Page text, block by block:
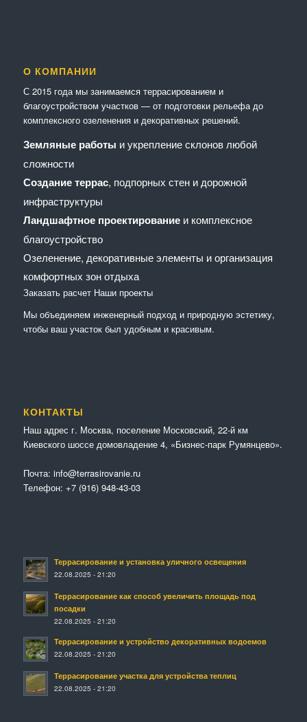
О КОМПАНИИ
С 2015 года мы занимаемся террасированием и
благоустройством участков — от подготовки рельефа до
комплексного озеленения и декоративных решений.
Земляные работы и укрепление склонов любой
сложности
Создание террас, подпорных стен и дорожной
инфраструктуры
Ландшафтное проектированиеи комплексное
благоустройство
Озеленение, декоративные элементы и организация
комфортных зон отдыха
Заказать расчет Наши проекты
Мы объединяем инженерный подход и природную эстетику,
чтобы ваш участок был удобным и красивым.
КОНТАКТЫ
Наш адрес г. Москва, поселение Московский, 22-й км
Киевского шоссе домовладение 4, «Бизнес-парк Румянцево».
Почта: info@terrasirovanie.ru
Телефон: +7 (916) 948-43-03
Террасирование и установка уличного освещения
22.08.2025 - 21:20
Террасирование как способ увеличить площадь под
посадки
22.08.2025 - 21:20
Террасирование и устройство декоративных водоемов
22.08.2025 - 21:20
Террасирование участка для устройства теплиц
22.08.2025 - 21:20